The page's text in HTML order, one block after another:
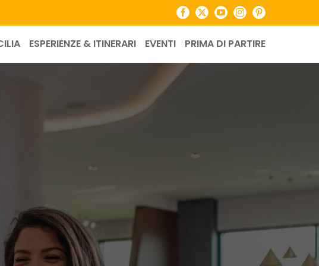
Facebook
X YouTubeInstagramPinterest
ESPERIENZE & ITINERARI EVENTI PRIMA DI PARTIRE